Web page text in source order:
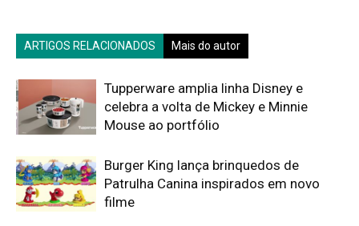
ARTIGOS RELACIONADOS Mais do autor
Tupperware amplia linha Disney e
celebra a volta de Mickey e Minnie
Mouse ao portfólio
Burger King lança brinquedos de
Patrulha Canina inspirados em novo
filme